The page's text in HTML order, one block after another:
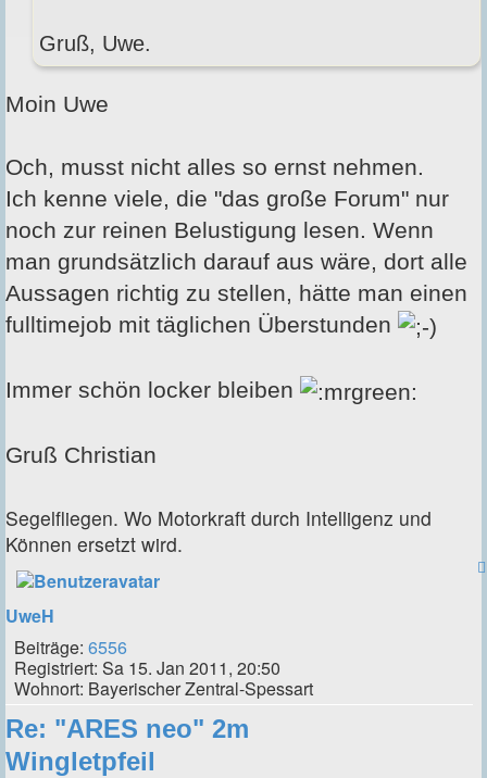
Gruß, Uwe.
Moin Uwe
Och, musst nicht alles so ernst nehmen.
Ich kenne viele, die "das große Forum" nur
noch zur reinen Belustigung lesen. Wenn
man grundsätzlich darauf aus wäre, dort alle
Aussagen richtig zu stellen, hätte man einen
fulltimejob mit täglichen Überstunden
Immer schön locker bleiben
Gruß Christian
Segelfliegen. Wo Motorkraft durch Intelligenz und
Können ersetzt wird.
UweH
Beiträge: 6556
Registriert: Sa 15. Jan 2011, 20:50
Wohnort: Bayerischer Zentral-Spessart
Re: "ARES neo" 2m
Wingletpfeil